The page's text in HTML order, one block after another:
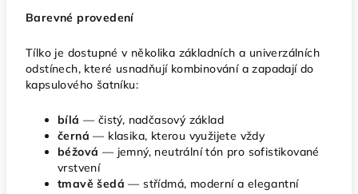
Barevné provedení
Tílko je dostupné v několika základních a univerzálních
odstínech, které usnadňují kombinování a zapadají do
kapsulového šatníku:
bílá — čistý, nadčasový základ
černá — klasika, kterou využijete vždy
béžová — jemný, neutrální tón pro sofistikované
vrstvení
tmavě šedá — střídmá, moderní a elegantní